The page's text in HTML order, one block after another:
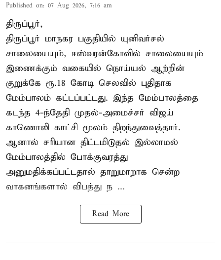
Published on: 07 Aug 2026, 7:16 am
திருப்பூர்,
திருப்பூர் மாநகர பகுதியில் யுனிவர்சல்
சாலையையும், ஈஸ்வரன்கோவில் சாலையையும்
இணைக்கும் வகையில் நொய்யல் ஆற்றின்
குறுக்கே ரூ.18 கோடி செலவில் புதிதாக
மேம்பாலம் கட்டப்பட்டது. இந்த மேம்பாலத்தை
கடந்த 4-ந்தேதி முதல்-அமைச்சர் விஜய்
காணொலி காட்சி மூலம் திறந்துவைத்தார்.
ஆனால் சரியான திட்டமிடுதல் இல்லாமல்
மேம்பாலத்தில் போக்குவரத்து
அனுமதிக்கப்பட்டதால் தாறுமாறாக சென்ற
வாகனங்களால் விபத்து ந ...
Read More